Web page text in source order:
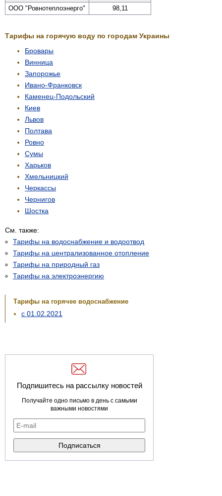
ООО "Ровно­теплоэнерго" 98,11
Тарифы на горячую воду по городам Украины
Бровары
Винница
Запорожье
Ивано-Франковск
Каменец-Подольский
Киев
Львов
Полтава
Ровно
Сумы
Харьков
Хмельницкий
Черкассы
Чернигов
Шостка
См. также:
Тарифы на водоснабжение и водоотвод
Тарифы на централизованное отопление
Тарифы на природный газ
Тарифы на электроэнергию
Тарифы на горячее водоснабжение
с 01.02.2021
Подпишитесь на рассылку новостей
Получайте одно письмо в день с самыми
важными новостями